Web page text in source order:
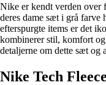
Nike er kendt verden over
deres dame sæt i grå farve
efterspurgte items er det
kombinerer stil, komfort
detaljerne om dette sæt og
Nike Tech